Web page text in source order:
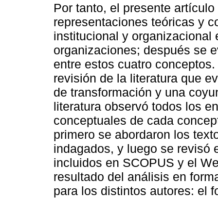
Por tanto, el presente
representaciones teóricas y
institucional y organizacional
organizaciones; después se
entre estos cuatro
revisión de la literatura que
de transformación y una
literatura observó todos los
conceptuales de cada
primero se abordaron los
indagados, y luego se revisó
incluidos en SCOPUS y el
resultado del análisis en
para los distintos autores: el